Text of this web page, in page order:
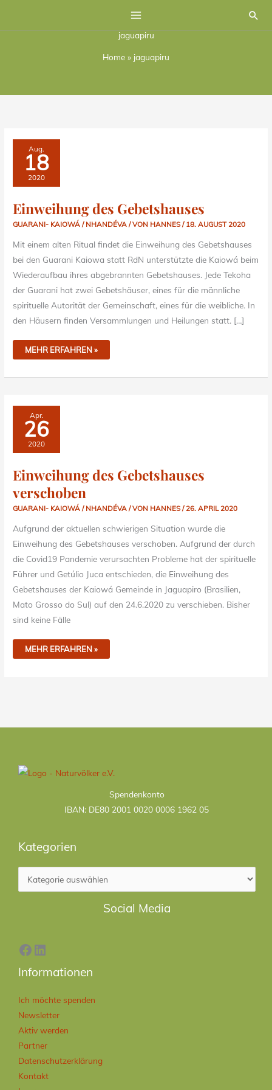
jaguapiru
Home » jaguapiru
Aug.
18
2020
Einweihung des Gebetshauses
GUARANI- KAIOWÁ / NHANDÉVA / VON HANNES/ 18. AUGUST 2020
Mit einem alten Ritual findet die Einweihung des Gebetshauses
bei den Guarani Kaiowa statt RdN unterstützte die Kaiowá beim
Wiederaufbau ihres abgebrannten Gebetshauses. Jede Tekoha
der Guarani hat zwei Gebetshäuser, eines für die männliche
spirituelle Autorität der Gemeinschaft, eines für die weibliche. In
den Häusern finden Versammlungen und Heilungen statt. […]
EINWEIHUNG
DES
GEBETSHAUSES
MEHR ERFAHREN »
Apr.
26
2020
Einweihung des Gebetshauses
verschoben
GUARANI- KAIOWÁ / NHANDÉVA / VON HANNES/26. APRIL 2020
Aufgrund der aktuellen schwierigen Situation wurde die
Einweihung des Gebetshauses verschoben. Aufgrund der durch
die Covid19 Pandemie verursachten Probleme hat der spirituelle
Führer und Getúlio Juca entschieden, die Einweihung des
Gebetshauses der Kaiowá Gemeinde in Jaguapiro (Brasilien,
Mato Grosso do Sul) auf den 24.6.2020 zu verschieben. Bisher
sind keine Fälle
EINWEIHUNG
DES
GEBETSHAUSES
VERSCHOBEN
MEHR ERFAHREN »
Spendenkonto
IBAN: DE80 2001 0020 0006 1962 05
Kategorien
Social Media
Facebook
LinkedIn
Informationen
Ich möchte spenden
Newsletter
Aktiv werden
Partner
Datenschutzerklärung
Kontakt